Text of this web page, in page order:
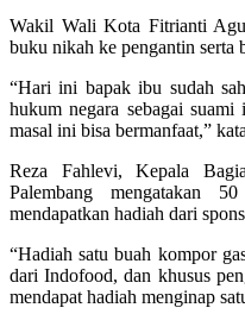
Wakil Wali Kota Fitrianti
buku nikah ke pengantin serta
“Hari ini bapak ibu sudah
hukum negara sebagai
masal ini bisa bermanfaat,”
Reza Fahlevi, Kepala
Palembang mengatakan
mendapatkan hadiah dari
“Hadiah satu buah kompor
dari Indofood, dan khusus
mendapat hadiah menginap